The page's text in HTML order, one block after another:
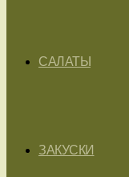
САЛАТЫ
ЗАКУСКИ